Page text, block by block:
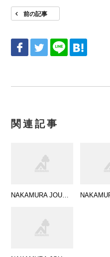
前の記事
関連記事